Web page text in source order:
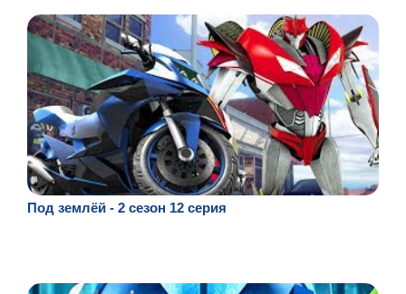
Под землёй - 2 сезон 12 серия